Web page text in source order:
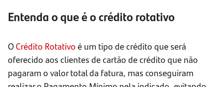
Entenda o que é o crédito rotativo
OCrédito Rotativo é um tipo de crédito que será
oferecido aos clientes de cartão de crédito que não
pagaram o valor total da fatura, mas conseguiram